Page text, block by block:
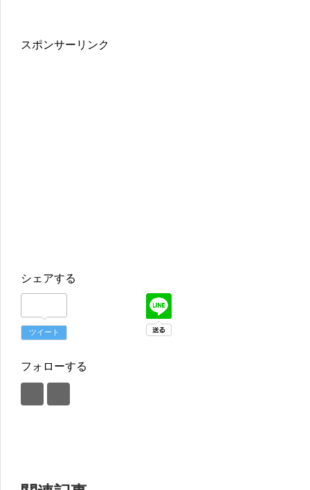
スポンサーリンク
シェアする
ツイート
フォローする